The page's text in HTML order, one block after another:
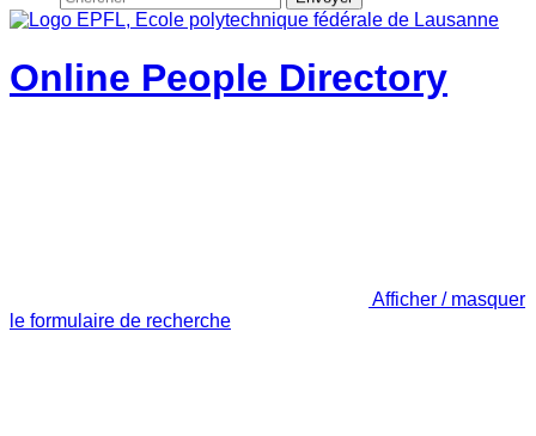
Online People Directory
Afficher / masquer
le formulaire de recherche